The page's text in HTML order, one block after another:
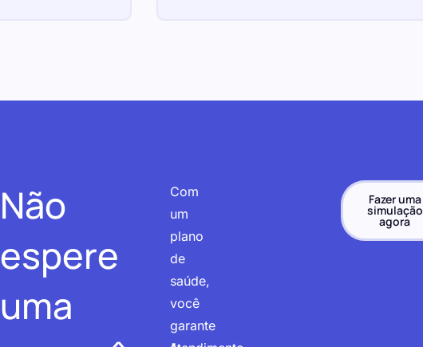
Não
espere
uma
Com
um
plano
de
saúde,
você
garante
Fazer uma
simulação
agora